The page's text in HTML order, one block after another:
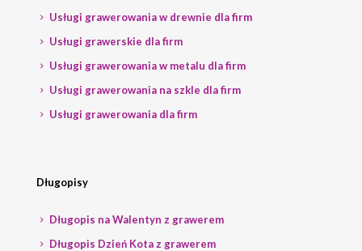
Usługi grawerowania w drewnie dla firm
Usługi grawerskie dla firm
Usługi grawerowania w metalu dla firm
Usługi grawerowania na szkle dla firm
Usługi grawerowania dla firm
Długopisy
Długopis na Walentyn z grawerem
Długopis Dzień Kota z grawerem